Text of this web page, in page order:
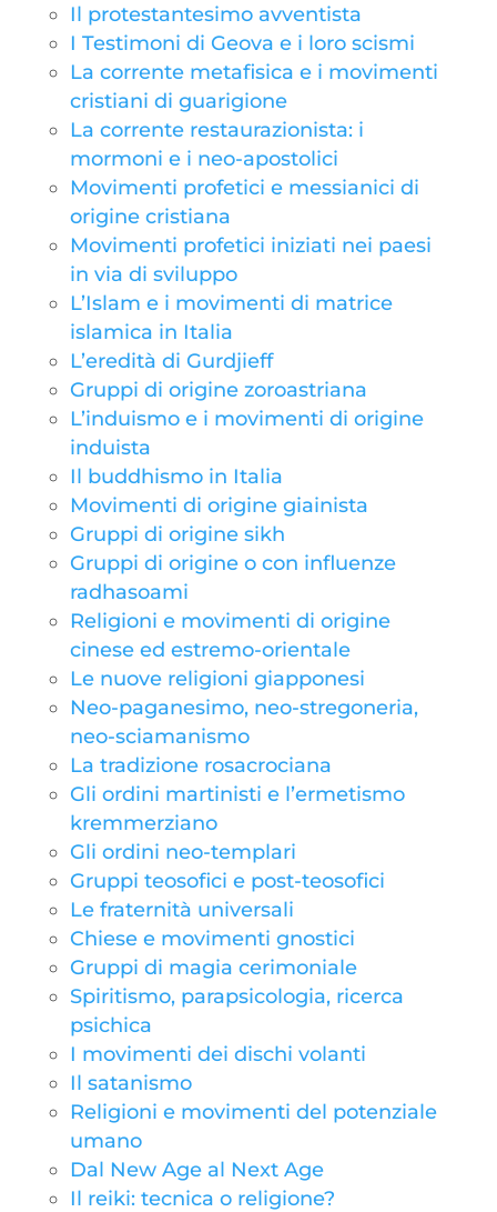
Il protestantesimo avventista
I Testimoni di Geova e i loro scismi
La corrente metafisica e i movimenti
cristiani di guarigione
La corrente restaurazionista: i
mormoni e i neo-apostolici
Movimenti profetici e messianici di
origine cristiana
Movimenti profetici iniziati nei paesi
in via di sviluppo
L’Islam e i movimenti di matrice
islamica in Italia
L’eredità di Gurdjieff
Gruppi di origine zoroastriana
L’induismo e i movimenti di origine
induista
Il buddhismo in Italia
Movimenti di origine giainista
Gruppi di origine sikh
Gruppi di origine o con influenze
radhasoami
Religioni e movimenti di origine
cinese ed estremo-orientale
Le nuove religioni giapponesi
Neo-paganesimo, neo-stregoneria,
neo-sciamanismo
La tradizione rosacrociana
Gli ordini martinisti e l’ermetismo
kremmerziano
Gli ordini neo-templari
Gruppi teosofici e post-teosofici
Le fraternità universali
Chiese e movimenti gnostici
Gruppi di magia cerimoniale
Spiritismo, parapsicologia, ricerca
psichica
I movimenti dei dischi volanti
Il satanismo
Religioni e movimenti del potenziale
umano
Dal New Age al Next Age
Il reiki: tecnica o religione?